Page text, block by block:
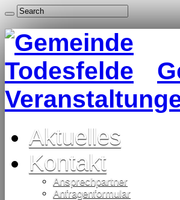
Aktuelles
Kontakt
Ansprechpartner
Anfragenformular